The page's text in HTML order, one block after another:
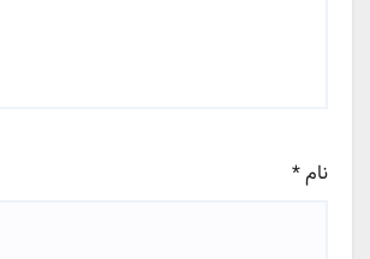
نام*